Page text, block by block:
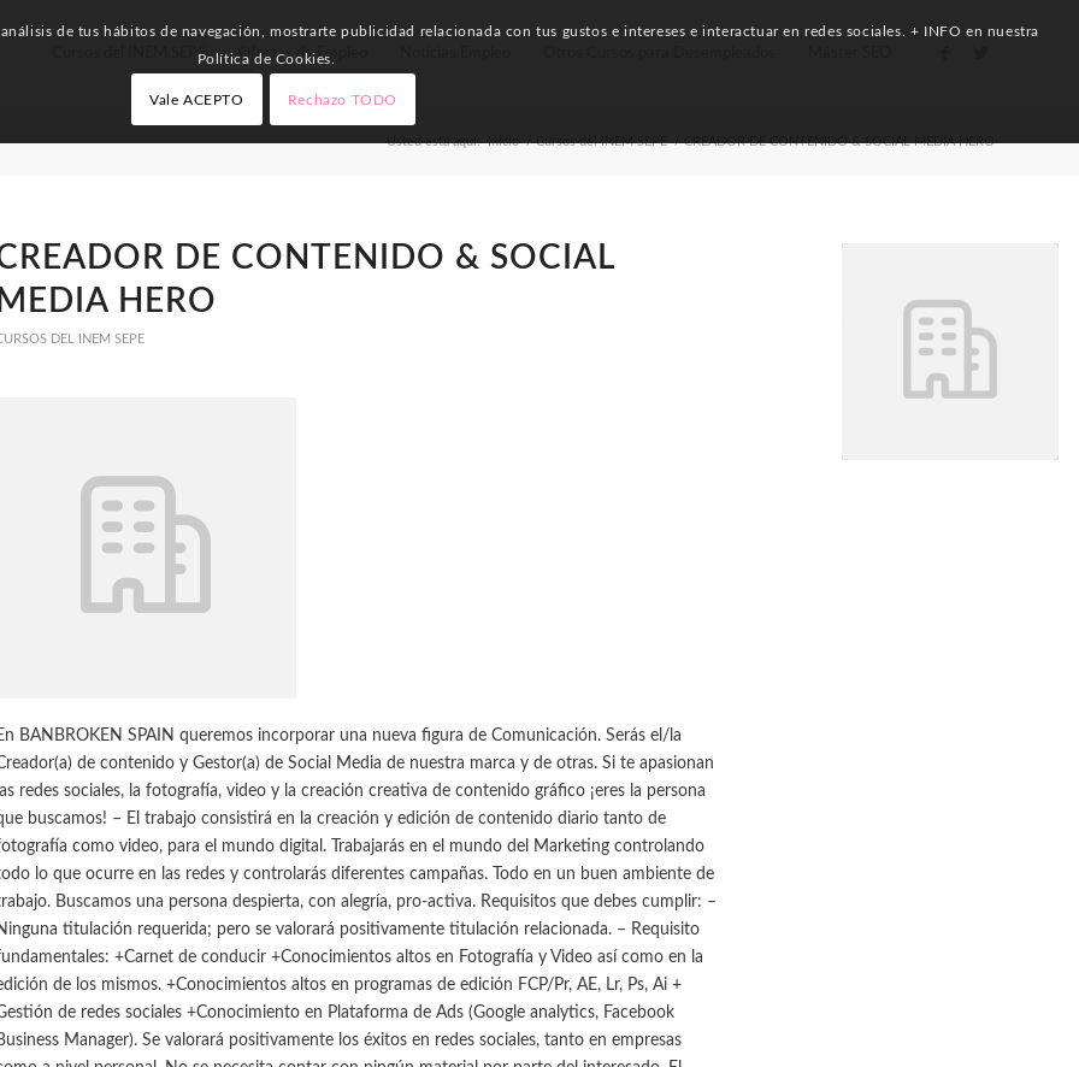
Cursos del INEM SEPE Ofertas de Empleo
Usted está aquí: Inicio / Cursos del INEM SEPE / CREADOR DE CONTENIDO & SOCIAL MEDIA HERO
DE CONTENIDO & SOCIAL
MEDIA HERO
DEL INEM SEPE
BANBROKEN SPAIN queremos incorporar una nueva figura de Comunicación. Serás el/la
de contenido y Gestor(a) de Social Media de nuestra marca y de otras. Si te apasionan
las redes sociales, la fotografía, video y la creación creativa de contenido gráfico ¡eres la persona
buscamos! – El trabajo consistirá en la creación y edición de contenido diario tanto de
como video, para el mundo digital. Trabajarás en el mundo del Marketing controlando
lo que ocurre en las redes y controlarás diferentes campañas. Todo en un buen ambiente de
Buscamos una persona despierta, con alegría, pro-activa. Requisitos que debes cumplir: –
titulación requerida; pero se valorará positivamente titulación relacionada. – Requisito
+Carnet de conducir +Conocimientos altos en Fotografía y Video así como en la
de los mismos. +Conocimientos altos en programas de edición FCP/Pr, AE, Lr, Ps, Ai +
de redes sociales +Conocimiento en Plataforma de Ads (Google analytics, Facebook
Manager). Se valorará positivamente los éxitos en redes sociales, tanto en empresas
de tus hábitos de navegación, mostrarte publicidad relacionada con tus gustos e intereses e interactuar en redes sociales. + INFO en nuestra
Política de Cookies.
Vale ACEPTO Rechazo TODO